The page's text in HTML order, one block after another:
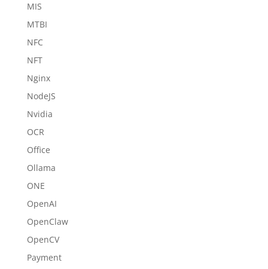
MIS
MTBI
NFC
NFT
Nginx
NodeJS
Nvidia
OCR
Office
Ollama
ONE
OpenAI
OpenClaw
OpenCV
Payment